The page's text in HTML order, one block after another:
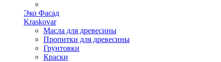
Эко Фасад
Kraskovar
Масла для древесины
Пропитки для древесины
Грунтовки
Краски